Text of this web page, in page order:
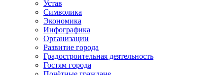
Устав
Символика
Экономика
Инфографика
Организации
Развитие города
Градостроительная деятельность
Гостям города